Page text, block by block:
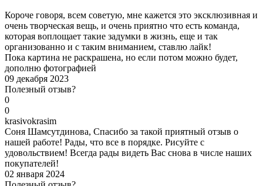
Короче говоря, всем советую, мне кажется это эксклюзивная и
очень творческая вещь, и очень приятно что есть команда,
которая воплощает такие задумки в жизнь, еще и так
организованно и с таким вниманием, ставлю лайк!
Пока картина не раскрашена, но если потом можно будет,
дополню фотографией
09 декабря 2023
Полезный отзыв?
0
0
krasivokrasim
Соня Шамсутдинова, Спасибо за такой приятный отзыв о
нашей работе! Рады, что все в порядке. Рисуйте с
удовольствием! Всегда рады видеть Вас снова в числе наших
покупателей!
02 января 2024